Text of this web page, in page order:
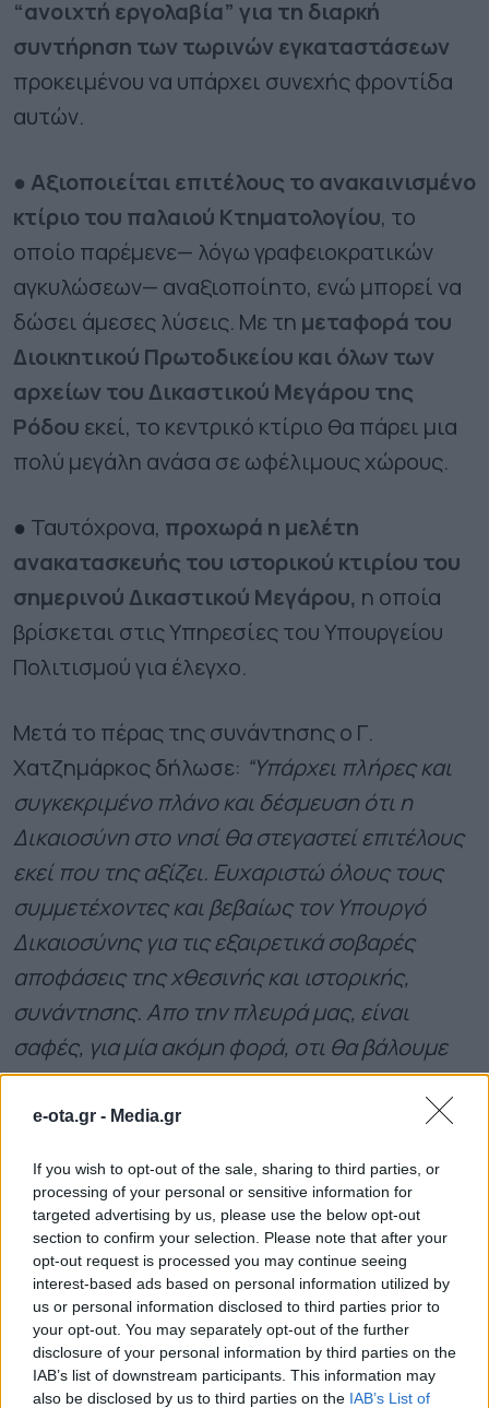
e-ota.gr - Media.gr
If you wish to opt-out of the sale, sharing to third parties, or
processing of your personal or sensitive information for
targeted advertising by us, please use the below opt-out
section to confirm your selection. Please note that after your
opt-out request is processed you may continue seeing
interest-based ads based on personal information utilized by
us or personal information disclosed to third parties prior to
your opt-out. You may separately opt-out of the further
disclosure of your personal information by third parties on the
IAB’s list of downstream participants. This information may
also be disclosed by us to third parties on the IAB’s List of
“ανοιχτή εργολαβία” για τη διαρκή
συντήρηση των τωρινών εγκαταστάσεων
προκειμένου να υπάρχει συνεχής φροντίδα
αυτών.
● Αξιοποιείται επιτέλους το ανακαινισμένο
κτίριο του παλαιού Κτηματολογίου, το
οποίο παρέμενε— λόγω γραφειοκρατικών
αγκυλώσεων— αναξιοποίητο, ενώ μπορεί να
δώσει άμεσες λύσεις. Με τη μεταφορά του
Διοικητικού Πρωτοδικείου και όλων των
αρχείων του Δικαστικού Μεγάρου της
Ρόδου εκεί, το κεντρικό κτίριο θα πάρει μια
πολύ μεγάλη ανάσα σε ωφέλιμους χώρους.
● Ταυτόχρονα, προχωρά η μελέτη
ανακατασκευής του ιστορικού κτιρίου του
σημερινού Δικαστικού Μεγάρου, η οποία
βρίσκεται στις Υπηρεσίες του Υπουργείου
Πολιτισμού για έλεγχο.
Μετά το πέρας της συνάντησης ο Γ.
Χατζημάρκος δήλωσε: “Υπάρχει πλήρες και
συγκεκριμένο πλάνο και δέσμευση ότι η
Δικαιοσύνη στο νησί θα στεγαστεί επιτέλους
εκεί που της αξίζει. Ευχαριστώ όλους τους
συμμετέχοντες και βεβαίως τον Υπουργό
Δικαιοσύνης για τις εξαιρετικά σοβαρές
αποφάσεις της χθεσινής και ιστορικής,
συνάντησης. Απο την πλευρά μας, είναι
σαφές, για μία ακόμη φορά, οτι θα βάλουμε
πλάτη σε όλο αυτό το σχέδιο όπου και όπως
μας ζητηθεί απο το Υπουργείο Δικαιοσύνης.
Αιγαίου είναι καθημερινή πρακτική”.
ΟΛΕΣ ΟΙ ΕΙΔΗΣΕΙΣ
657.000 ευρώ για 9 παιδικές χαρές στον Δήμο
Πύργου
Καστοριά: Ενημερωτικές δράσεις στην
κοινότητα Ρομά